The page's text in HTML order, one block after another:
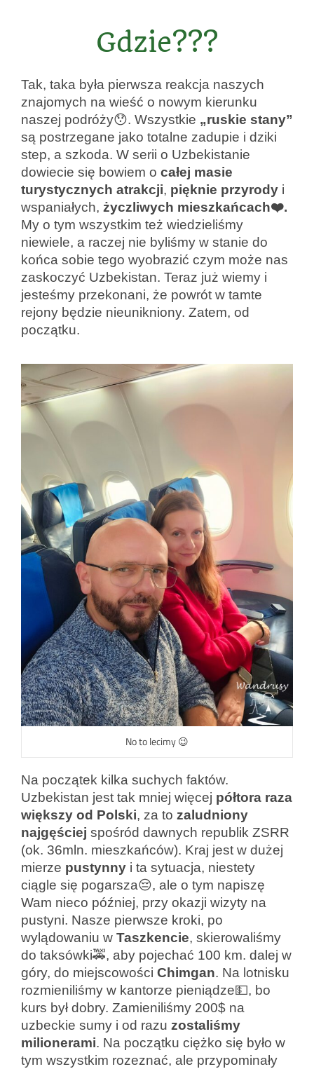
Gdzie???
Tak, taka była pierwsza reakcja naszych
znajomych na wieść o nowym kierunku
naszej podróży😯. Wszystkie „ruskie stany”
są postrzegane jako totalne zadupie i dziki
step, a szkoda. W serii o Uzbekistanie
dowiecie się bowiem o całej masie
turystycznych atrakcji, pięknie przyrody i
wspaniałych, życzliwych mieszkańcach❤️.
My o tym wszystkim też wiedzieliśmy
niewiele, a raczej nie byliśmy w stanie do
końca sobie tego wyobrazić czym może nas
zaskoczyć Uzbekistan. Teraz już wiemy i
jesteśmy przekonani, że powrót w tamte
rejony będzie nieunikniony. Zatem, od
początku.
No to lecimy 😉
Na początek kilka suchych faktów.
Uzbekistan jest tak mniej więcej półtora raza
większy od Polski, za to zaludniony
najgęściej spośród dawnych republik ZSRR
(ok. 36mln. mieszkańców). Kraj jest w dużej
mierze pustynny i ta sytuacja, niestety
ciągle się pogarsza😔, ale o tym napiszę
Wam nieco później, przy okazji wizyty na
pustyni. Nasze pierwsze kroki, po
wylądowaniu w Taszkencie, skierowaliśmy
do taksówki🚕, aby pojechać 100 km. dalej w
góry, do miejscowości Chimgan. Na lotnisku
rozmieniliśmy w kantorze pieniądze💵, bo
kurs był dobry. Zamieniliśmy 200$ na
uzbeckie sumy i od razu zostaliśmy
milionerami. Na początku ciężko się było w
tym wszystkim rozeznać, ale przypominały